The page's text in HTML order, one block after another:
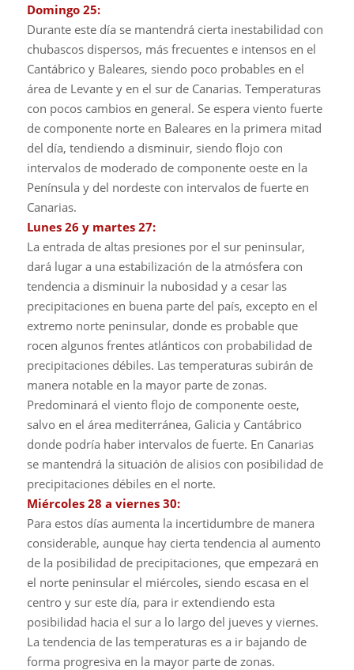
Domingo 25:
Durante este día se mantendrá cierta inestabilidad con
chubascos dispersos, más frecuentes e intensos en el
Cantábrico y Baleares, siendo poco probables en el
área de Levante y en el sur de Canarias. Temperaturas
con pocos cambios en general. Se espera viento fuerte
de componente norte en Baleares en la primera mitad
del día, tendiendo a disminuir, siendo flojo con
intervalos de moderado de componente oeste en la
Península y del nordeste con intervalos de fuerte en
Canarias.
Lunes 26 y martes 27:
La entrada de altas presiones por el sur peninsular,
dará lugar a una estabilización de la atmósfera con
tendencia a disminuir la nubosidad y a cesar las
precipitaciones en buena parte del país, excepto en el
extremo norte peninsular, donde es probable que
rocen algunos frentes atlánticos con probabilidad de
precipitaciones débiles. Las temperaturas subirán de
manera notable en la mayor parte de zonas.
Predominará el viento flojo de componente oeste,
salvo en el área mediterránea, Galicia y Cantábrico
donde podría haber intervalos de fuerte. En Canarias
se mantendrá la situación de alisios con posibilidad de
precipitaciones débiles en el norte.
Miércoles 28 a viernes 30:
Para estos días aumenta la incertidumbre de manera
considerable, aunque hay cierta tendencia al aumento
de la posibilidad de precipitaciones, que empezará en
el norte peninsular el miércoles, siendo escasa en el
centro y sur este día, para ir extendiendo esta
posibilidad hacia el sur a lo largo del jueves y viernes.
La tendencia de las temperaturas es a ir bajando de
forma progresiva en la mayor parte de zonas.